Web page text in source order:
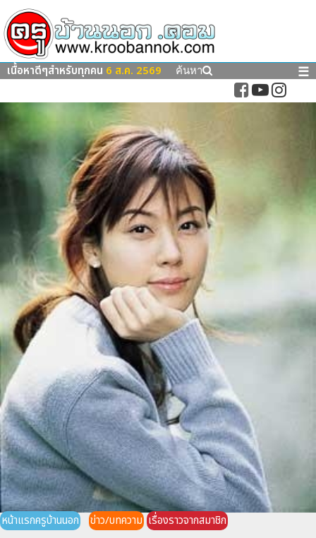
เนื้อหาดีๆสำหรับทุกคน 6 ส.ค. 2569 ค้นหา ☰
หน้าแรกครูบ้านนอก ข่าว/บทความ เรื่องราวจากสมาชิก